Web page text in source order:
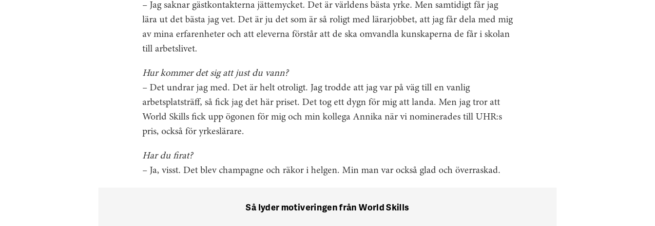
– Jag saknar gästkontakterna jättemycket. Det är världens bästa yrke. Men samtidigt får jag
lära ut det bästa jag vet. Det är ju det som är så roligt med lärarjobbet, att jag får dela med mig
av mina erfarenheter och att eleverna förstår att de ska omvandla kunskaperna de får i skolan
till arbetslivet.
Hur kommer det sig att just du vann?
– Det undrar jag med. Det är helt otroligt. Jag trodde att jag var på väg till en vanlig
arbetsplatsträff, så fick jag det här priset. Det tog ett dygn för mig att landa. Men jag tror att
World Skills fick upp ögonen för mig och min kollega Annika när vi nominerades till UHR:s
pris, också för yrkeslärare.
Har du firat?
– Ja, visst. Det blev champagne och räkor i helgen. Min man var också glad och överraskad.
Så lyder motiveringen från World Skills